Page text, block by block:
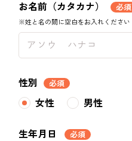
お名前（カタカナ） 必須
※姓と名の間に空白をお入れください
性別 必須
女性 男性
生年月日 必須